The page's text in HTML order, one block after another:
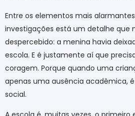
Entre os elementos mais
investigações está um detalhe que
despercebido: a menina havia
escola. E é justamente aí que
coragem. Porque quando uma
apenas uma ausência acadêmica,
social.